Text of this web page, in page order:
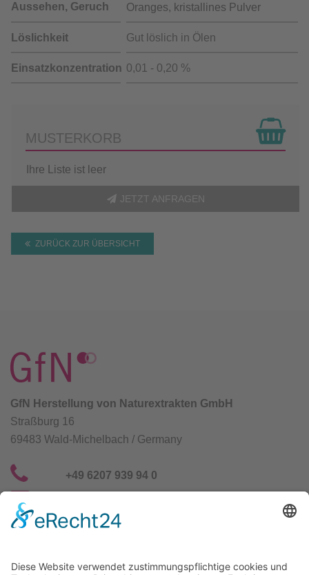
Aussehen, Geruch Oranges, kristallines Pulver
Löslichkeit Gut löslich in Ölen
Einsatzkonzentration 0,01 - 0,20 %
MUSTERKORB
Ihre Liste ist leer
JETZT ANFRAGEN
ZURÜCK ZUR ÜBERSICHT
GfN Herstellung von Naturextrakten GmbH
Straßburg 16
69483 Wald-Michelbach / Germany
+49 6207 939 94 0